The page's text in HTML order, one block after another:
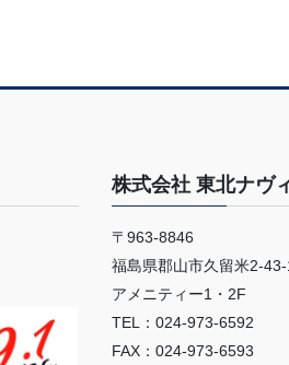
株式会社 東北ナヴ
〒963-8846
福島県郡山市久留米2-43-
アメニティー1・2F
TEL：024-973-6592
FAX：024-973-6593